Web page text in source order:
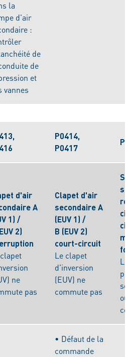
la
d'air
:
de
de
et
vannes
P0414,
P0417
d'air
A
1) /
2)
ne
pas
Clapet d'air
secondaire A
(EUV 1) /
B (EUV 2)
court-circuit
Le clapet
d'inversion
(EUV) ne
commute pas
Le
ou
• Défaut de la
commande